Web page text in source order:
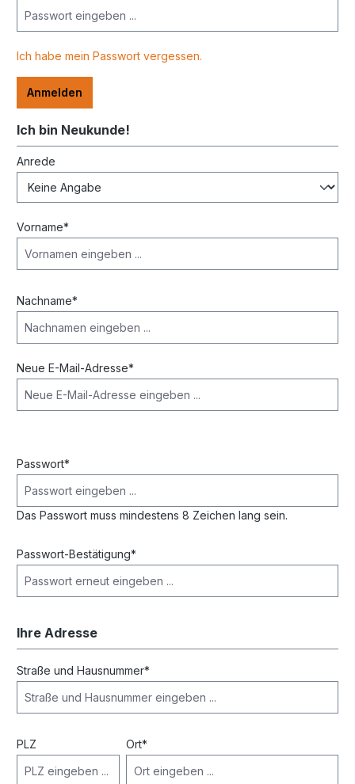
Ich habe mein Passwort vergessen.
Anmelden
Ich bin Neukunde!
Persönliche Informationen
Anrede
Vorname*
Nachname*
Neue E-Mail-Adresse*
Passwort*
Das Passwort muss mindestens 8 Zeichen lang sein.
Passwort-Bestätigung*
Ihre Adresse
Straße und Hausnummer*
PLZ Ort*